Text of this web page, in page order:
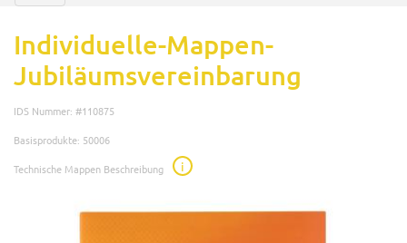
Individuelle-Mappen-
Jubiläumsvereinbarung
IDS Nummer: #110875
Basisprodukte: 50006
Technische Mappen Beschreibung
i